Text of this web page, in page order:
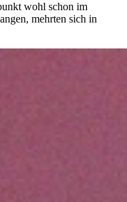
wohl schon im
mehrten sich in